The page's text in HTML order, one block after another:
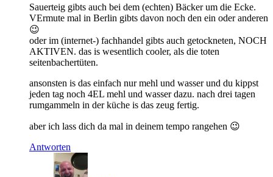
Sauerteig gibts auch bei dem (echten) Bäcker um die Ecke.
VErmute mal in Berlin gibts davon noch den ein oder anderen
😉
oder im (internet-) fachhandel gibts auch getockneten, NOCH
AKTIVEN. das is wesentlich cooler, als die toten
seitenbachertüten.
ansonsten is das einfach nur mehl und wasser und du kippst
jeden tag noch 4EL mehl und wasser dazu. nach drei tagen
rumgammeln in der küche is das zeug fertig.
aber ich lass dich da mal in deinem tempo rangehen 😉
Antworten